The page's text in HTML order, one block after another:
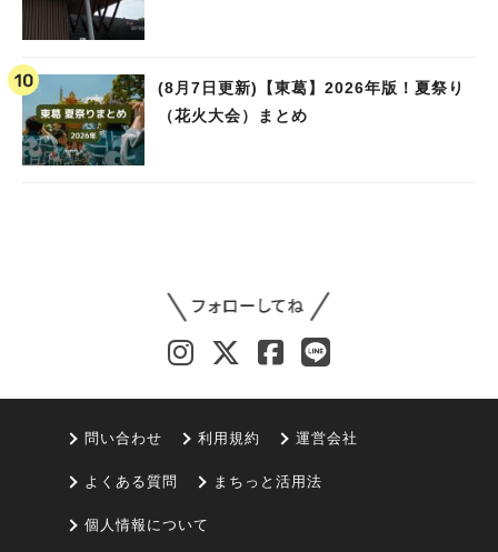
(8月7日更新)【東葛】2026年版！夏祭り
（花火大会）まとめ
問い合わせ 利用規約 運営会社
よくある質問 まちっと活用法
個人情報について